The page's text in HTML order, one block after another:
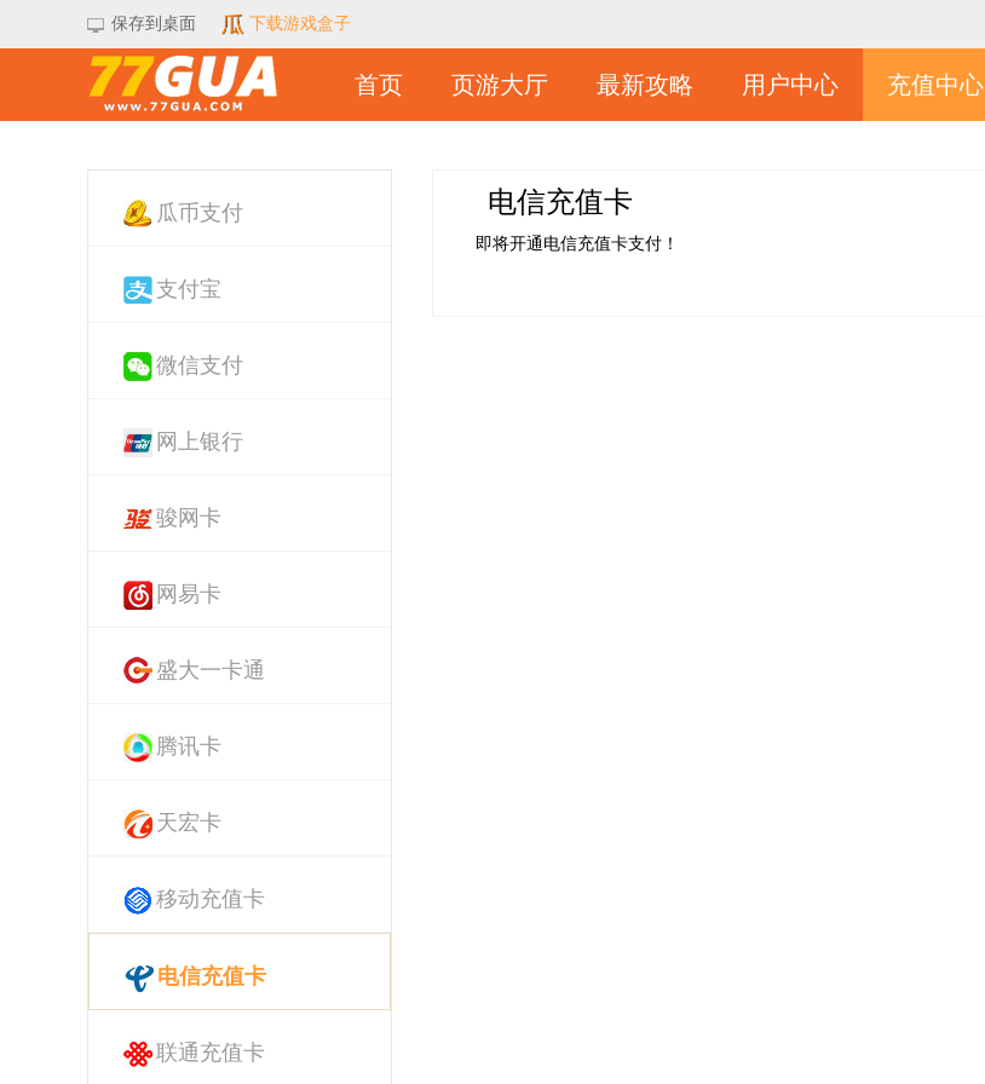
保存到桌面 下载游戏盒子
首页 页游大厅 最新攻略 用户中心 充值中心
瓜币支付
支付宝
微信支付
网上银行
骏网卡
网易卡
盛大一卡通
腾讯卡
天宏卡
移动充值卡
电信充值卡
联通充值卡
电信充值卡
即将开通电信充值卡支付！